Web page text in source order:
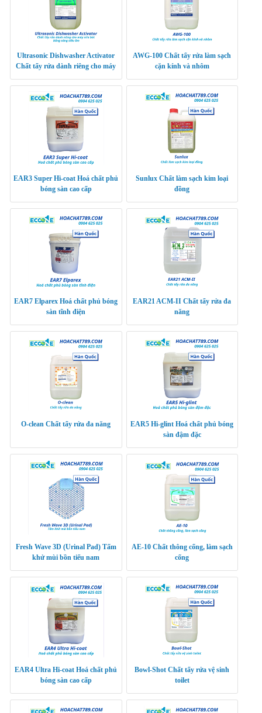
Ultrasonic Dishwasher Activator
Chất tẩy rửa dành riêng cho máy
AWG-100 Chất tẩy rửa làm sạch
cặn kính và nhôm
EAR3 Super Hi-coat Hoá chất phủ
bóng sàn cao cấp
Sunlux Chất làm sạch kim loại
đồng
EAR7 Elparex Hoá chất phủ bóng
sàn tĩnh điện
EAR21 ACM-II Chất tẩy rửa đa
năng
O-clean Chất tẩy rửa đa năng
EAR5 Hi-glint Hoá chất phủ bóng
sàn đậm đặc
Fresh Wave 3D (Urinal Pad) Tấm
khử mùi bồn tiểu nam
AE-10 Chất thông cống, làm sạch
cống
EAR4 Ultra Hi-coat Hoá chất phủ
bóng sàn cao cấp
Bowl-Shot Chất tẩy rửa vệ sinh
toilet